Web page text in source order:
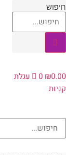
דלג
לתוכן
חיפוש
₪0.00
0
עגלת
קניות